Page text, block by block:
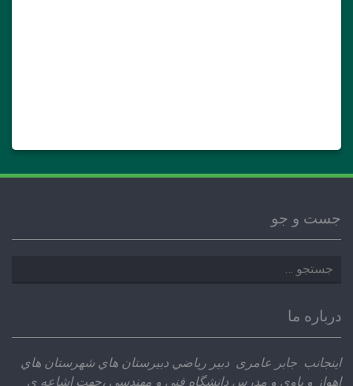
جست و جو
جستجو
برای:
درباره ما
اينجانب جابر عامری دبير رياضي دبيرستان هاي شهرستان هاي
اهواز و باوي و مدرس دانشگاه فني و مهندسي ،‌جهت اشاعه ي